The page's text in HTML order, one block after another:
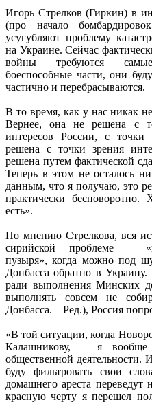
Игорь Стрелков (Гиркин) в
(про начало
усугубляют проблему
на Украине. Сейчас
войны требуются
боеспособные части, они
частично и перебрасываются.
В то время, как у нас никак
Вернее, она не решена с
интересов России, с точки
решена с точки зрения
решена путем фактической
Теперь в этом не осталось
данным, что я получаю, это
практически
есть».
По мнению Стрелкова, вся
сирийской проблеме –
пузыря», когда можно под
Донбасса обратно в Украину.
ради выполнения Минских
выполнять совсем не
Донбасса. – Ред.), Россия
«В той ситуации, когда
Калашникову, – я
общественной
буду фильтровать свои
домашнего ареста
красную черту я перешел